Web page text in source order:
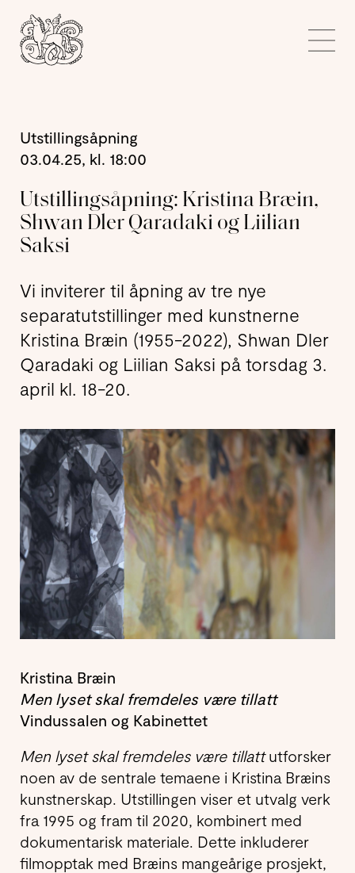
Kunstnerforbundet
Utstillingsåpning
03.04.25, kl. 18:00
Utstillingsåpning: Kristina Bræin,
Shwan Dler Qaradaki og Liilian
Saksi
Vi inviterer til åpning av tre nye
separatutstillinger med kunstnerne
Kristina Bræin (1955-2022), Shwan Dler
Qaradaki og Liilian Saksi på torsdag 3.
april kl. 18-20.
Kristina Bræin
Men lyset skal fremdeles være tillatt
Vindussalen og Kabinettet
Men lyset skal fremdeles være tillattutforsker
noen av de sentrale temaene i Kristina Bræins
kunstnerskap. Utstillingen viser et utvalg verk
fra 1995 og fram til 2020, kombinert med
dokumentarisk materiale. Dette inkluderer
filmopptak med Bræins mangeårige prosjekt,